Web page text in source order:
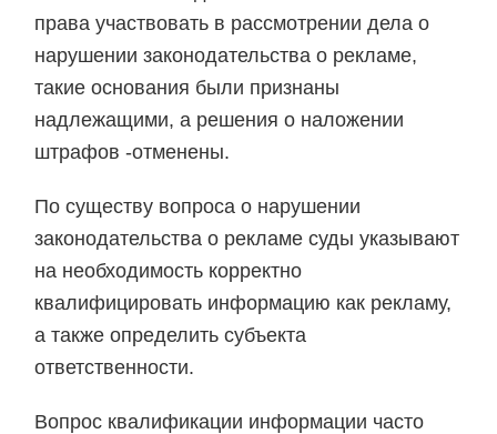
права участвовать в рассмотрении дела о
нарушении законодательства о рекламе,
такие основания были признаны
надлежащими, а решения о наложении
штрафов -отменены.
По существу вопроса о нарушении
законодательства о рекламе суды указывают
на необходимость корректно
квалифицировать информацию как рекламу,
а также определить субъекта
ответственности.
Вопрос квалификации информации часто